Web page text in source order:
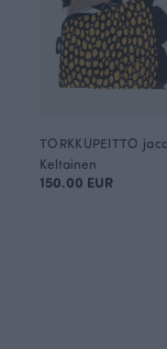
Keltainen
150.00 EUR